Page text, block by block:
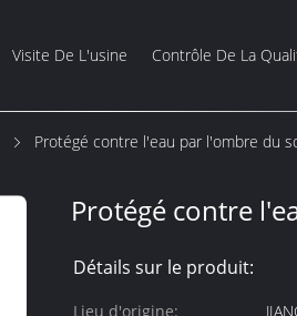
Visite De L'usine Contrôle De La
Protégé contre l'eau par l'ombre du
Protégé contre
Détails sur le produit:
Lieu d'origine: